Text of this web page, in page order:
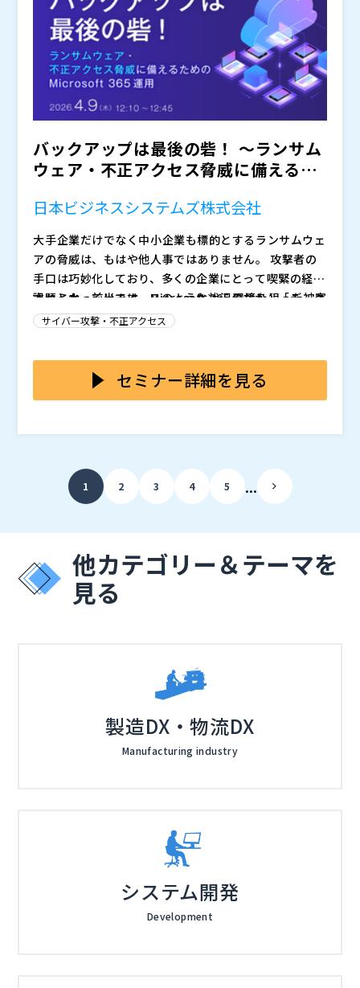
とし込みます。あわせて、検知・対応の“前段”としての
エクスポージャー管理（Exposure Management）の
考え方にも触れ、環境全体のアタックサーフェスに散在
する脆弱性や設定不備などの露出を把握し、攻撃者に悪
用されやすいリスクから優先順位を付けて低減していく
ことで、「どこを先に手当てすべきか」を明確にし、先
回りの精度を高めるための実務の勘所を整理します。
バックアップは最後の砦！ ～ランサム
ウェア・不正アクセス脅威に備えるた
日本ビジネスシステムズ株式会社
大手企業だけでなく中小企業も標的とするランサムウェ
アの脅威は、もはや他人事ではありません。 攻撃者の
手口は巧妙化しており、多くの企業にとって喫緊の経営
課題となっています。このような状況のなか、「データ
はクラウド環境にあるので安心」、「Microsoft 365／
本セミナー前半では、Microsoft 365 環境を狙った被害
事例や、ユーザーが陥りがちな落とし穴について取り上
ら、クラウド環境においても企業が主体的にデータ保護
対策を講じることの重要性について解説します。
ネスの継続性を守るための「最後の砦」となる効果的な
バックアップ戦略について、他社事例を紹介しつつ、対
を抑えつつ、確実なバックアップ運用を実現する方法に
oft 365 のデータ保護対策に不安を持つ IT 部門の方は
ぜひご参加ください。
※2026年1月に開催し、ご好評をいただいたセミナーの
リピート開催です。
2026年4月9日（木）12:10-12:45
るクラウドバックアップ取得の必要性 ４．対談セッシ
ョン ～他社事例から学ぶバックアップあるあるのお悩
みと解決策～ ５．JBS 支援サービスの紹介
・情報システム部門でセキュリティを担当、または運用
を担当している責任者の方 ・ランサムウェア対策を強
ックアップをとっているが運用面で課題を感じている方
１．記入いただきました個人情報に関しましては、当社
に則り、厳正に管理します。利用目的に関しましては、
同方針の「当社が主催するセミナー・トレーニング参加
者の方の個人情報の場合」に限定します。また、本イベ
ント・セミナーの開催・運営に関する案内及び、当社の
商品・サービスに関する案内・提案のご連絡の目的で、
日本ビジネスシステムズ株式会社 クラウドマネージド
サービス事業本部 テクニカルサポートセンター TS3グ
ループ アシスタントマネージャー
ートセンター TS2グループ アシスタントマネージャー
日本ビジネスシステムズ株式会社（
マジセミ株式会社（ ）
※共催、協賛、協力、講演企業は将来的に追加、削除さ
サイバー攻撃・不正アクセス
セミナー詳細を見る
1 2 3 4 5 ...
他カテゴリー＆テーマを
見る
製造DX・物流DX
Manufacturing industry
システム開発
Development